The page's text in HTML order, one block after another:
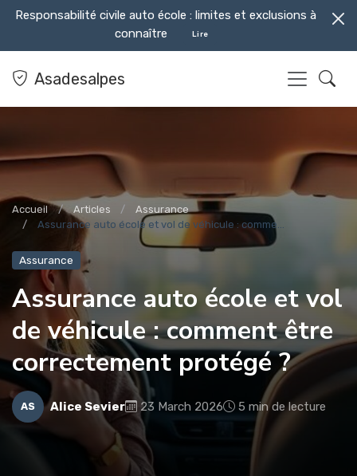
Responsabilité civile auto école : limites et exclusions à
connaître
Lire
Asadesalpes
Accueil Articles
Assurance
Assurance auto école et vol de véhicule : comme...
Assurance
Assurance auto école et vol
de véhicule : comment être
correctement protégé ?
AS Alice Sevier 23 March 2026 5 min de lecture